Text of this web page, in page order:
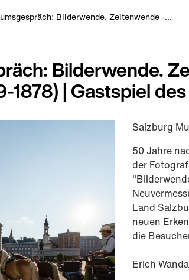
Bilderwende. Zeitenwende -…
Bilderwende.
1878) | Gastspiel
Salzburg
50 Jahre
der
Land
neuen
die
Erich